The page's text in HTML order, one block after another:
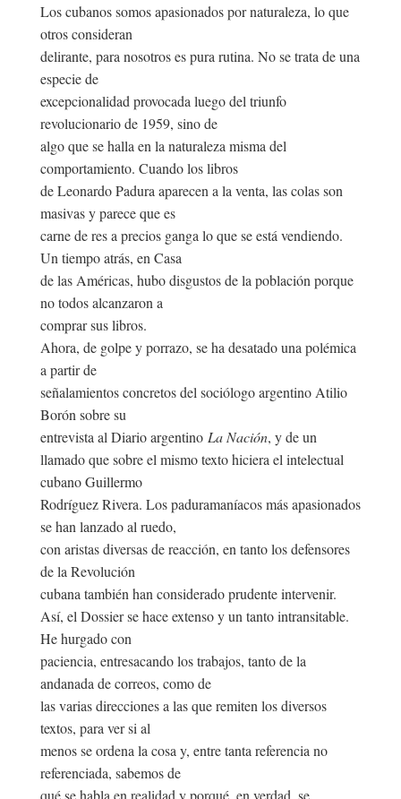
Los cubanos somos apasionados por naturaleza, lo que
otros consideran
delirante, para nosotros es pura rutina. No se trata de una
especie de
excepcionalidad provocada luego del triunfo
revolucionario de 1959, sino de
algo que se halla en la naturaleza misma del
comportamiento. Cuando los libros
de Leonardo Padura aparecen a la venta, las colas son
masivas y parece que es
carne de res a precios ganga lo que se está vendiendo.
Un tiempo atrás, en Casa
de las Américas, hubo disgustos de la población porque
no todos alcanzaron a
comprar sus libros.
Ahora, de golpe y porrazo, se ha desatado una polémica
a partir de
señalamientos concretos del sociólogo argentino Atilio
Borón sobre su
entrevista al Diario argentino La Nación, y de un
llamado que sobre el mismo texto hiciera el intelectual
cubano Guillermo
Rodríguez Rivera. Los paduramaníacos más apasionados
se han lanzado al ruedo,
con aristas diversas de reacción, en tanto los defensores
de la Revolución
cubana también han considerado prudente intervenir.
Así, el Dossier se hace extenso y un tanto intransitable.
He hurgado con
paciencia, entresacando los trabajos, tanto de la
andanada de correos, como de
las varias direcciones a las que remiten los diversos
textos, para ver si al
menos se ordena la cosa y, entre tanta referencia no
referenciada, sabemos de
qué se habla en realidad y porqué, en verdad, se